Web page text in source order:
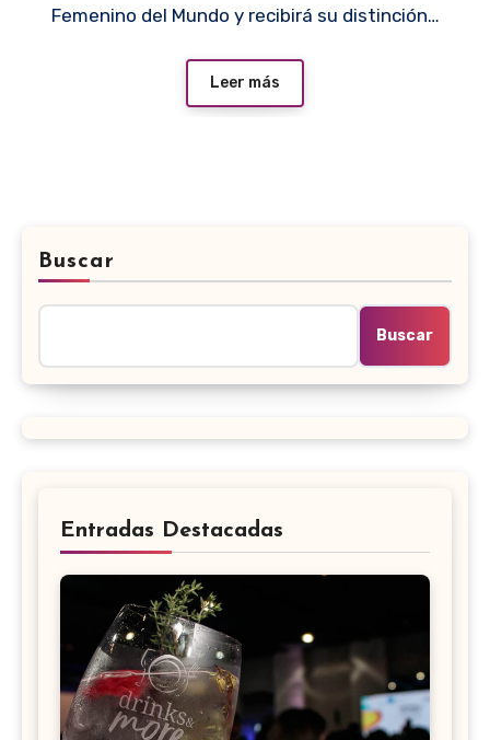
Femenino del Mundo y recibirá su distinción…
Leer más
Buscar
Buscar
Entradas Destacadas